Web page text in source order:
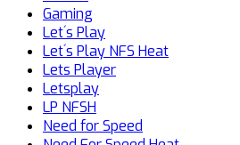
Gaming
Let´s Play
Let´s Play NFS Heat
Lets Player
Letsplay
LP NFSH
Need for Speed